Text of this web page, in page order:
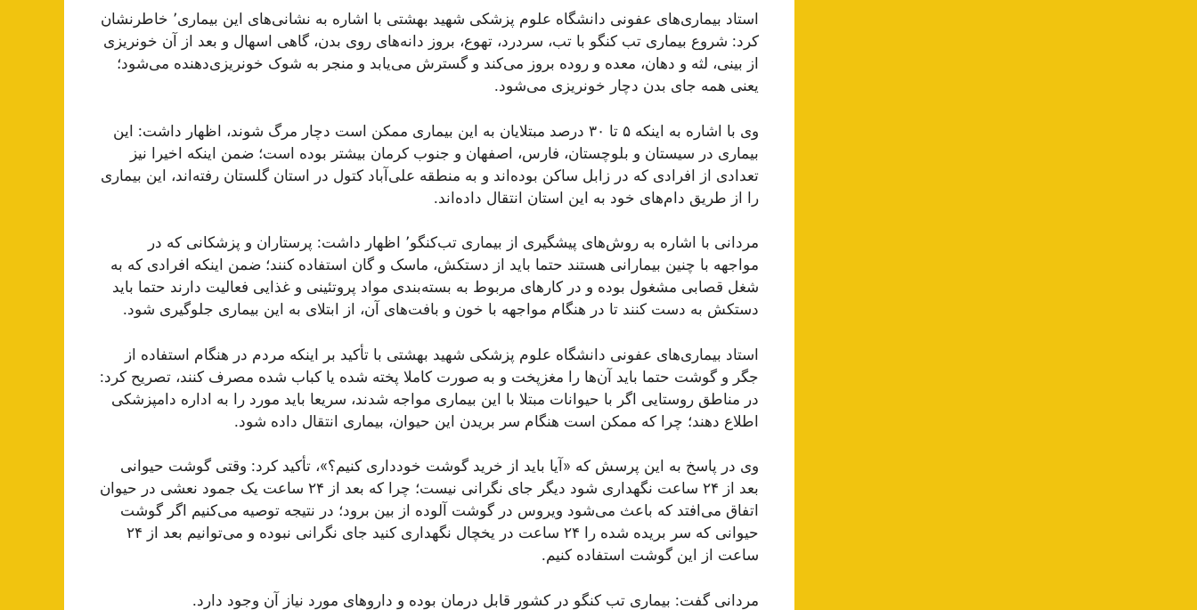
استاد بیماری‌های عفونی دانشگاه علوم پزشکی شهید بهشتی با اشاره به نشانی‌های این بیماری٬ خاطرنشان
کرد: شروع بیماری تب کنگو با تب، سردرد، تهوع، بروز دانه‌های روی بدن، گاهی اسهال و بعد از آن خونریزی
از بینی، لثه و دهان، معده و روده بروز می‌کند و گسترش می‌یابد و منجر به شوک خونریزی‌دهنده می‌شود؛
یعنی همه جای بدن دچار خونریزی می‌شود.
وی با اشاره به اینکه ۵ تا ۳۰ درصد مبتلایان به این بیماری ممکن است دچار مرگ شوند، اظهار داشت: این
بیماری در سیستان و بلوچستان، فارس، اصفهان و جنوب کرمان بیشتر بوده است؛ ضمن اینکه اخیرا نیز
تعدادی از افرادی که در زابل ساکن بوده‌اند و به منطقه علی‌آباد کتول در استان گلستان رفته‌اند، این بیماری
را از طریق دام‌های خود به این استان انتقال داده‌اند.
مردانی با اشاره به روش‌های پیشگیری از بیماری تب‌کنگو٬ اظهار داشت: پرستاران و پزشکانی که در
مواجهه با چنین بیمارانی هستند حتما باید از دستکش، ماسک و گان استفاده کنند؛ ضمن اینکه افرادی که به
شغل قصابی مشغول بوده و در کار‌های مربوط به بسته‌بندی مواد پروتئینی و غذایی فعالیت دارند حتما باید
دستکش به دست کنند تا در هنگام مواجهه با خون و بافت‌های آن، از ابتلای به این بیماری جلوگیری شود.
استاد بیماری‌های عفونی دانشگاه علوم پزشکی شهید بهشتی با تأکید بر اینکه مردم در هنگام استفاده از
جگر و گوشت حتما باید آن‌ها را مغزپخت و به صورت کاملا پخته شده یا کباب شده مصرف کنند، تصریح کرد:
در مناطق روستایی اگر با حیوانات مبتلا با این بیماری مواجه شدند، سریعا باید مورد را به اداره دامپزشکی
اطلاع دهند؛ چرا که ممکن است هنگام سر بریدن این حیوان، بیماری انتقال داده شود.
وی در پاسخ به این پرسش که «آیا باید از خرید گوشت خودداری کنیم؟»، تأکید کرد: وقتی گوشت حیوانی
بعد از ۲۴ ساعت نگهداری شود دیگر جای نگرانی نیست؛ چرا که بعد از ۲۴ ساعت یک جمود نعشی در حیوان
اتفاق می‌افتد که باعث می‌شود ویروس در گوشت آلوده از بین برود؛ در نتیجه توصیه می‌کنیم اگر گوشت
حیوانی که سر بریده شده را ۲۴ ساعت در یخچال نگهداری کنید جای نگرانی نبوده و می‌توانیم بعد از ۲۴
ساعت از این گوشت استفاده کنیم.
مردانی گفت: بیماری تب کنگو در کشور قابل درمان بوده و دارو‌های مورد نیاز آن وجود دارد.